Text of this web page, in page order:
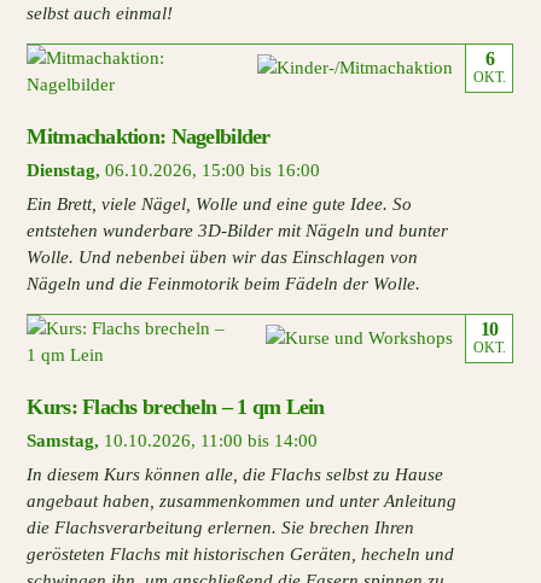
selbst auch einmal!
Mitmachaktion: Nagelbilder
Dienstag,06.10.2026, 15:00 bis 16:00
Ein Brett, viele Nägel, Wolle und eine gute Idee. So
entstehen wunderbare 3D-Bilder mit Nägeln und bunter
Wolle. Und nebenbei üben wir das Einschlagen von
Nägeln und die Feinmotorik beim Fädeln der Wolle.
6
OKT.
Kurs: Flachs brecheln – 1 qm Lein
Samstag, 10.10.2026, 11:00 bis 14:00
In diesem Kurs können alle, die Flachs selbst zu Hause
angebaut haben, zusammenkommen und unter Anleitung
die Flachsverarbeitung erlernen. Sie brechen Ihren
gerösteten Flachs mit historischen Geräten, hecheln und
10
OKT.